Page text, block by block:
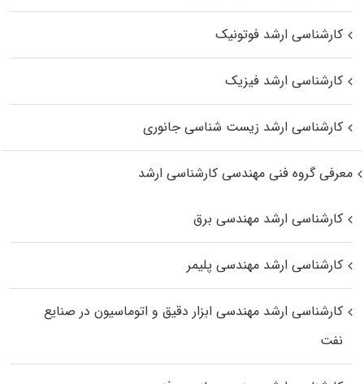
کارشناسی ارشد فوتونیک
کارشناسی ارشد فیزیک
کارشناسی ارشد زیست‌ شناسی جانوری
معرفی گروه فنی مهندسی کارشناسی ارشد
کارشناسی ارشد مهندسی برق
کارشناسی ارشد مهندسی پلیمر
کارشناسی ارشد مهندسی ابزار دقیق و اتوماسیون در صنایع
نفت